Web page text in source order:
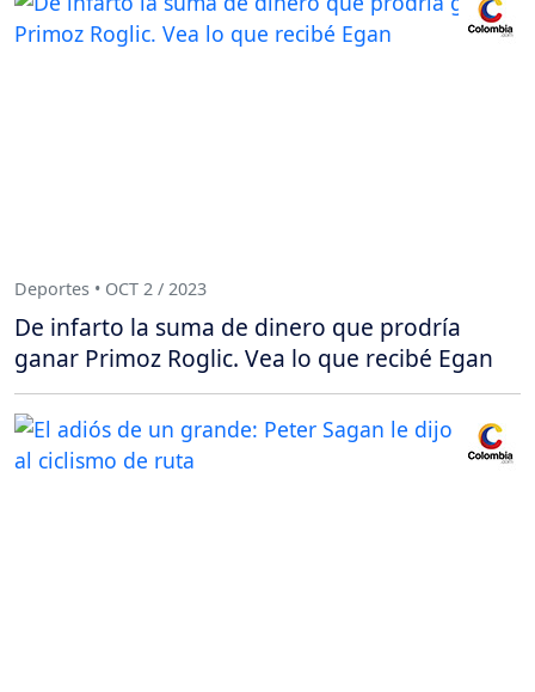
Deportes • OCT 2 / 2023
De infarto la suma de dinero que prodría
ganar Primoz Roglic. Vea lo que recibé Egan